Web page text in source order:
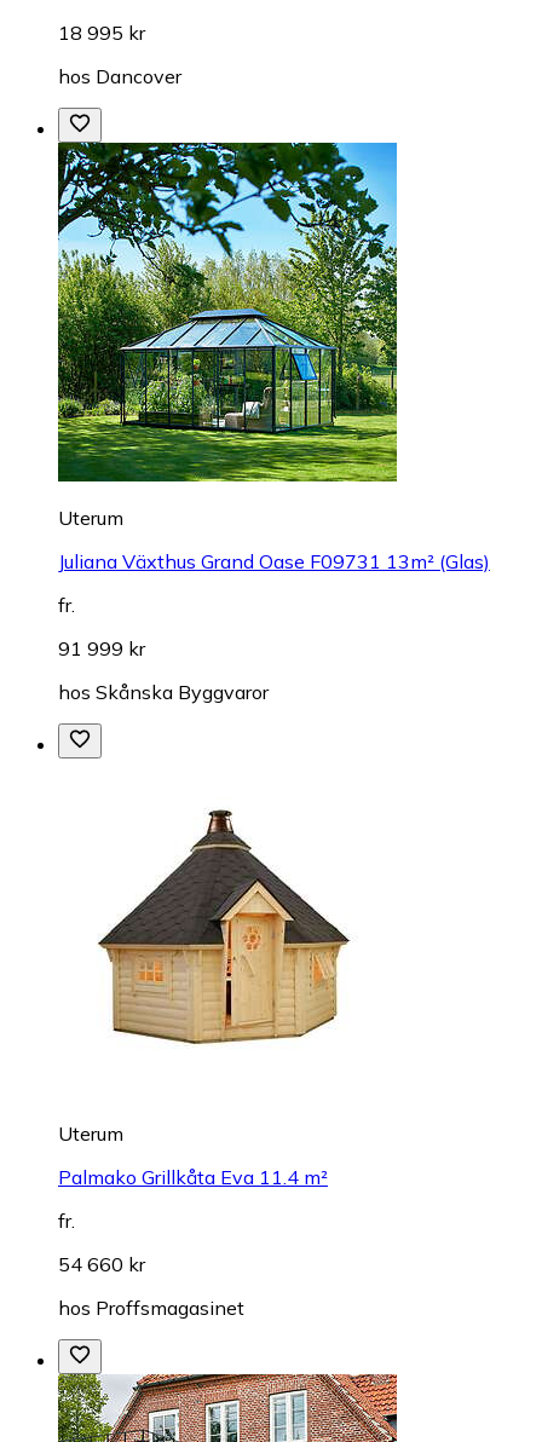
18 995 kr
hos Dancover
Uterum
Juliana Växthus Grand Oase F09731 13m² (Glas)
fr.
91 999 kr
hos Skånska Byggvaror
Uterum
Palmako Grillkåta Eva 11.4 m²
fr.
54 660 kr
hos Proffsmagasinet